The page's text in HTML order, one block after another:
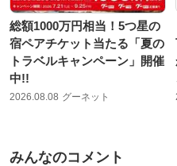
総額1000万円相当！5つ星の
宿ペアチケット当たる「夏の
トラベルキャンペーン」開催
中!!
2026.08.08 グーネット
みんなのコメント